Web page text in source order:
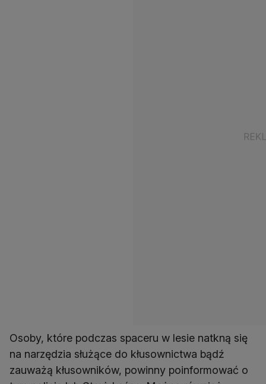
Osoby, które podczas spaceru w lesie natkną się
na narzędzia służące do kłusownictwa bądź
zauważą kłusowników, powinny poinformować o